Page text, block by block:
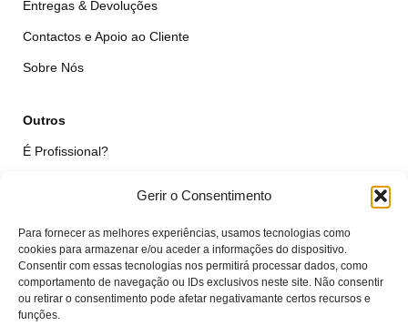
Gerir o Consentimento
Para fornecer as melhores experiências, usamos tecnologias como
cookies para armazenar e/ou aceder a informações do dispositivo.
Consentir com essas tecnologias nos permitirá processar dados, como
comportamento de navegação ou IDs exclusivos neste site. Não consentir
ou retirar o consentimento pode afetar negativamante certos recursos e
funções.
Entregas & Devoluções
Contactos e Apoio ao Cliente
Sobre Nós
Outros
É Profissional?
Qualidade das Peças
Minha Conta